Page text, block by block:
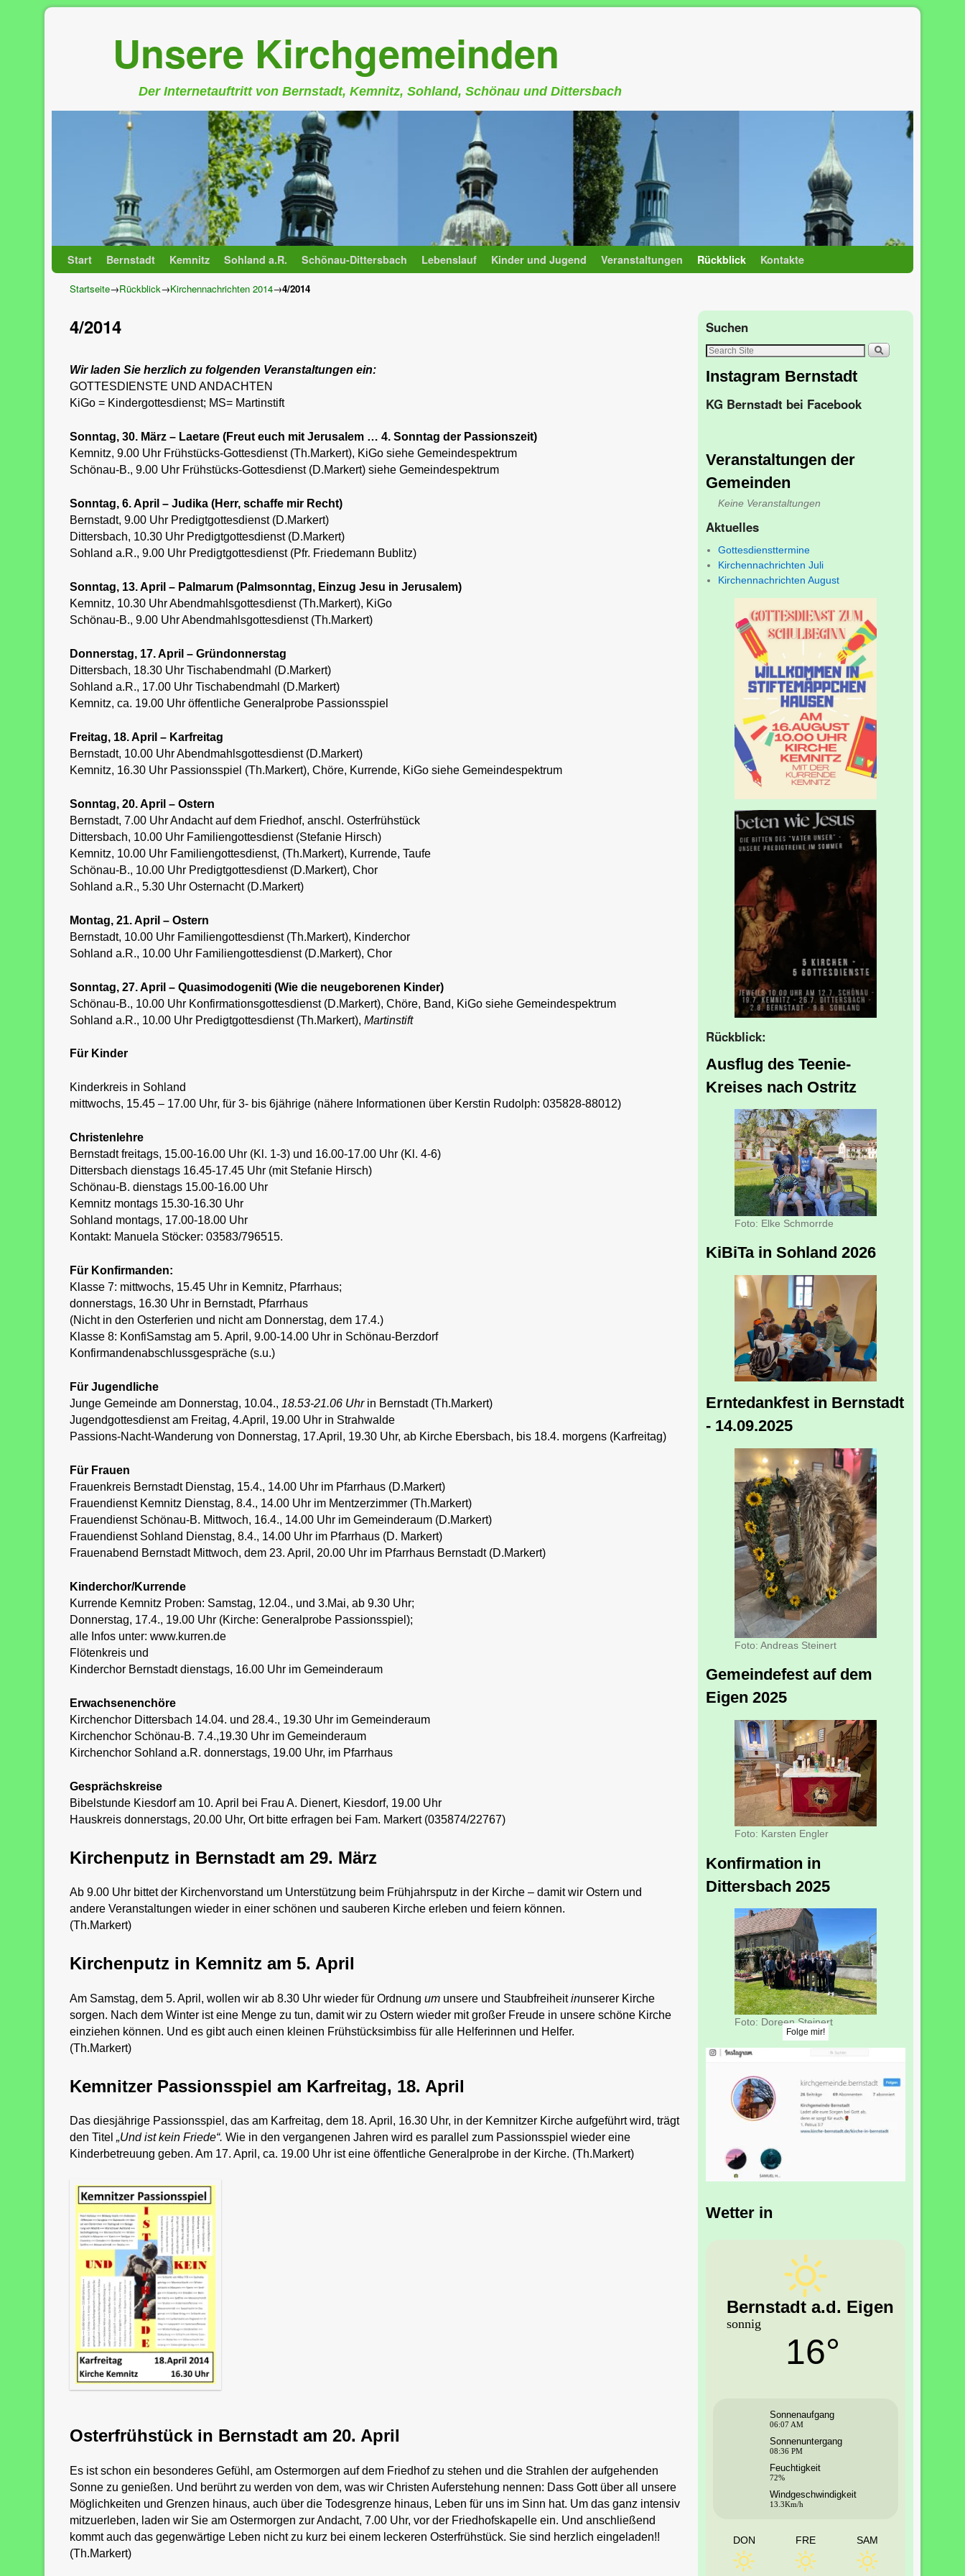
Unsere Kirchgemeinden
Der Internetauftritt von Bernstadt, Kemnitz, Sohland, Schönau und Dittersbach
Start Bernstadt Kemnitz Sohland a.R. Schönau-Dittersbach Lebenslauf Kinder und Jugend Veranstaltungen Rückblick Kontakte
Startseite→Rückblick→Kirchennachrichten 2014→4/2014
4/2014
Wir laden Sie herzlich zu folgenden Veranstaltungen ein:
GOTTESDIENSTE UND ANDACHTEN
KiGo = Kindergottesdienst; MS= Martinstift
Sonntag, 30. März – Laetare (Freut euch mit Jerusalem … 4. Sonntag der Passionszeit)
Kemnitz, 9.00 Uhr Frühstücks-Gottesdienst (Th.Markert), KiGo siehe Gemeindespektrum
Schönau-B., 9.00 Uhr Frühstücks-Gottesdienst (D.Markert) siehe Gemeindespektrum
Sonntag, 6. April – Judika (Herr, schaffe mir Recht)
Bernstadt, 9.00 Uhr Predigtgottesdienst (D.Markert)
Dittersbach, 10.30 Uhr Predigtgottesdienst (D.Markert)
Sohland a.R., 9.00 Uhr Predigtgottesdienst (Pfr. Friedemann Bublitz)
Sonntag, 13. April – Palmarum (Palmsonntag, Einzug Jesu in Jerusalem)
Kemnitz, 10.30 Uhr Abendmahlsgottesdienst (Th.Markert), KiGo
Schönau-B., 9.00 Uhr Abendmahlsgottesdienst (Th.Markert)
Donnerstag, 17. April – Gründonnerstag
Dittersbach, 18.30 Uhr Tischabendmahl (D.Markert)
Sohland a.R., 17.00 Uhr Tischabendmahl (D.Markert)
Kemnitz, ca. 19.00 Uhr öffentliche Generalprobe Passionsspiel
Freitag, 18. April – Karfreitag
Bernstadt, 10.00 Uhr Abendmahlsgottesdienst (D.Markert)
Kemnitz, 16.30 Uhr Passionsspiel (Th.Markert), Chöre, Kurrende, KiGo siehe Gemeindespektrum
Sonntag, 20. April – Ostern
Bernstadt, 7.00 Uhr Andacht auf dem Friedhof, anschl. Osterfrühstück
Dittersbach, 10.00 Uhr Familiengottesdienst (Stefanie Hirsch)
Kemnitz, 10.00 Uhr Familiengottesdienst, (Th.Markert), Kurrende, Taufe
Schönau-B., 10.00 Uhr Predigtgottesdienst (D.Markert), Chor
Sohland a.R., 5.30 Uhr Osternacht (D.Markert)
Montag, 21. April – Ostern
Bernstadt, 10.00 Uhr Familiengottesdienst (Th.Markert), Kinderchor
Sohland a.R., 10.00 Uhr Familiengottesdienst (D.Markert), Chor
Sonntag, 27. April – Quasimodogeniti (Wie die neugeborenen Kinder)
Schönau-B., 10.00 Uhr Konfirmationsgottesdienst (D.Markert), Chöre, Band, KiGo siehe Gemeindespektrum
Sohland a.R., 10.00 Uhr Predigtgottesdienst (Th.Markert), Martinstift
Für Kinder
Kinderkreis in Sohland
mittwochs, 15.45 – 17.00 Uhr, für 3- bis 6jährige (nähere Informationen über Kerstin Rudolph: 035828-88012)
Christenlehre
Bernstadt freitags, 15.00-16.00 Uhr (Kl. 1-3) und 16.00-17.00 Uhr (Kl. 4-6)
Dittersbach dienstags 16.45-17.45 Uhr (mit Stefanie Hirsch)
Schönau-B. dienstags 15.00-16.00 Uhr
Kemnitz montags 15.30-16.30 Uhr
Sohland montags, 17.00-18.00 Uhr
Kontakt: Manuela Stöcker: 03583/796515.
Für Konfirmanden:
Klasse 7: mittwochs, 15.45 Uhr in Kemnitz, Pfarrhaus;
donnerstags, 16.30 Uhr in Bernstadt, Pfarrhaus
(Nicht in den Osterferien und nicht am Donnerstag, dem 17.4.)
Klasse 8: KonfiSamstag am 5. April, 9.00-14.00 Uhr in Schönau-Berzdorf
Konfirmandenabschlussgespräche (s.u.)
Für Jugendliche
Junge Gemeinde am Donnerstag, 10.04., 18.53-21.06 Uhrin Bernstadt (Th.Markert)
Jugendgottesdienst am Freitag, 4.April, 19.00 Uhr in Strahwalde
Passions-Nacht-Wanderung von Donnerstag, 17.April, 19.30 Uhr, ab Kirche Ebersbach, bis 18.4. morgens (Karfreitag)
Für Frauen
Frauenkreis Bernstadt Dienstag, 15.4., 14.00 Uhr im Pfarrhaus (D.Markert)
Frauendienst Kemnitz Dienstag, 8.4., 14.00 Uhr im Mentzerzimmer (Th.Markert)
Frauendienst Schönau-B. Mittwoch, 16.4., 14.00 Uhr im Gemeinderaum (D.Markert)
Frauendienst Sohland Dienstag, 8.4., 14.00 Uhr im Pfarrhaus (D. Markert)
Frauenabend Bernstadt Mittwoch, dem 23. April, 20.00 Uhr im Pfarrhaus Bernstadt (D.Markert)
Kinderchor/Kurrende
Kurrende Kemnitz Proben: Samstag, 12.04., und 3.Mai, ab 9.30 Uhr;
Donnerstag, 17.4., 19.00 Uhr (Kirche: Generalprobe Passionsspiel);
alle Infos unter: www.kurren.de
Flötenkreis und
Kinderchor Bernstadt dienstags, 16.00 Uhr im Gemeinderaum
Erwachsenenchöre
Kirchenchor Dittersbach 14.04. und 28.4., 19.30 Uhr im Gemeinderaum
Kirchenchor Schönau-B. 7.4.,19.30 Uhr im Gemeinderaum
Kirchenchor Sohland a.R. donnerstags, 19.00 Uhr, im Pfarrhaus
Gesprächskreise
Bibelstunde Kiesdorf am 10. April bei Frau A. Dienert, Kiesdorf, 19.00 Uhr
Hauskreis donnerstags, 20.00 Uhr, Ort bitte erfragen bei Fam. Markert (035874/22767)
Kirchenputz in Bernstadt am 29. März
Ab 9.00 Uhr bittet der Kirchenvorstand um Unterstützung beim Frühjahrsputz in der Kirche – damit wir Ostern und
andere Veranstaltungen wieder in einer schönen und sauberen Kirche erleben und feiern können.
(Th.Markert)
Kirchenputz in Kemnitz am 5. April
Am Samstag, dem 5. April, wollen wir ab 8.30 Uhr wieder für Ordnung um unsere und Staubfreiheitinunserer Kirche
sorgen. Nach dem Winter ist eine Menge zu tun, damit wir zu Ostern wieder mit großer Freude in unsere schöne Kirche
einziehen können. Und es gibt auch einen kleinen Frühstücksimbiss für alle Helferinnen und Helfer.
(Th.Markert)
Kemnitzer Passionsspiel am Karfreitag, 18. April
Das diesjährige Passionsspiel, das am Karfreitag, dem 18. April, 16.30 Uhr, in der Kemnitzer Kirche aufgeführt wird, trägt
den Titel „Und ist kein Friede“. Wie in den vergangenen Jahren wird es parallel zum Passionsspiel wieder eine
Kinderbetreuung geben. Am 17. April, ca. 19.00 Uhr ist eine öffentliche Generalprobe in der Kirche. (Th.Markert)
Osterfrühstück in Bernstadt am 20. April
Es ist schon ein besonderes Gefühl, am Ostermorgen auf dem Friedhof zu stehen und die Strahlen der aufgehenden
Sonne zu genießen. Und berührt zu werden von dem, was wir Christen Auferstehung nennen: Dass Gott über all unsere
Möglichkeiten und Grenzen hinaus, auch über die Todesgrenze hinaus, Leben für uns im Sinn hat. Um das ganz intensiv
mitzuerleben, laden wir Sie am Ostermorgen zur Andacht, 7.00 Uhr, vor der Friedhofskapelle ein. Und anschließend
kommt auch das gegenwärtige Leben nicht zu kurz bei einem leckeren Osterfrühstück. Sie sind herzlich eingeladen!!
(Th.Markert)
Suchen
Instagram Bernstadt
KG Bernstadt bei Facebook
Veranstaltungen der
Gemeinden
Keine Veranstaltungen
Aktuelles
Gottesdiensttermine
Kirchennachrichten Juli
Kirchennachrichten August
Rückblick:
Ausflug des Teenie-
Kreises nach Ostritz
Foto: Elke Schmorrde
KiBiTa in Sohland 2026
Erntedankfest in Bernstadt
- 14.09.2025
Foto: Andreas Steinert
Gemeindefest auf dem
Eigen 2025
Foto: Karsten Engler
Konfirmation in
Dittersbach 2025
Foto: Doreen Steinert
Folge mir!
Wetter in
Bernstadt a.d. Eigen
sonnig
16°
Sonnenaufgang
06:07 AM
Sonnenuntergang
08:36 PM
Feuchtigkeit
72%
Windgeschwindigkeit
13.3Km/h
DON FRE SAM